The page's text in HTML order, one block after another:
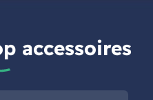
accessoires